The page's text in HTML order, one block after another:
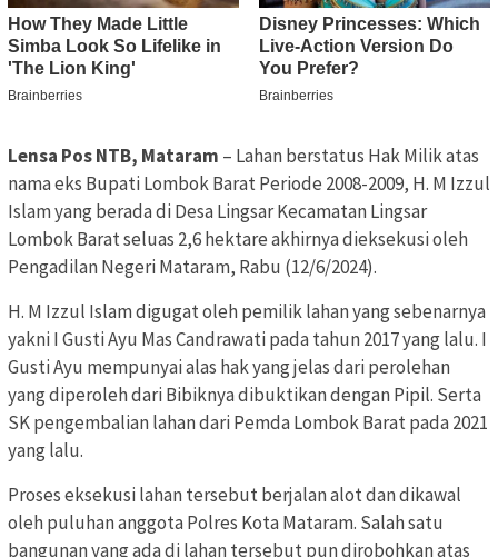
Lensa Pos NTB, Mataram – Lahan berstatus Hak Milik atas
nama eks Bupati Lombok Barat Periode 2008-2009, H. M Izzul
Islam yang berada di Desa Lingsar Kecamatan Lingsar
Lombok Barat seluas 2,6 hektare akhirnya dieksekusi oleh
Pengadilan Negeri Mataram, Rabu (12/6/2024).
H. M Izzul Islam digugat oleh pemilik lahan yang sebenarnya
yakni I Gusti Ayu Mas Candrawati pada tahun 2017 yang lalu. I
Gusti Ayu mempunyai alas hak yang jelas dari perolehan
yang diperoleh dari Bibiknya dibuktikan dengan Pipil. Serta
SK pengembalian lahan dari Pemda Lombok Barat pada 2021
yang lalu.
Proses eksekusi lahan tersebut berjalan alot dan dikawal
oleh puluhan anggota Polres Kota Mataram. Salah satu
bangunan yang ada di lahan tersebut pun dirobohkan atas